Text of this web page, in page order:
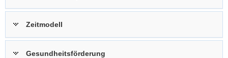
o
n
Zeitmodell
Gesundheitsförderung